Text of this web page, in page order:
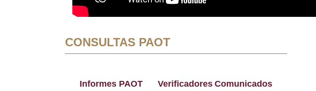
CONSULTAS PAOT
Informes PAOT
Verificadores Comunicados